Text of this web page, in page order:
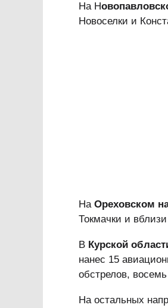
На Н
Новоселки и
На Ореховском
Токмачки и
В Курской
нанес 15
обстрелов,
На остальных